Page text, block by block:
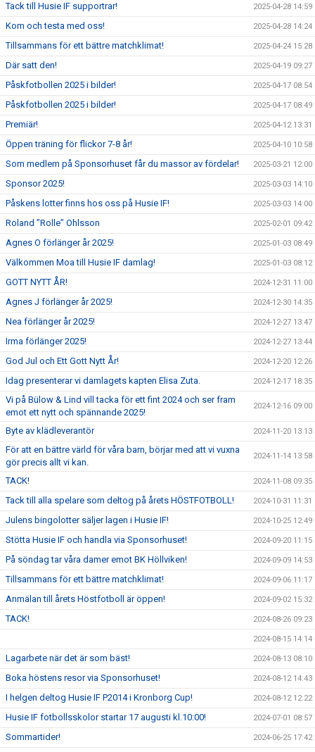
Tack till Husie IF supportrar! 2025-04-28 14:59
Kom och testa med oss! 2025-04-28 14:24
Tillsammans för ett bättre matchklimat! 2025-04-24 15:28
Där satt den! 2025-04-19 09:27
Påskfotbollen 2025 i bilder! 2025-04-17 08:54
Påskfotbollen 2025 i bilder! 2025-04-17 08:49
Premiär! 2025-04-12 13:31
Öppen träning för flickor 7-8 år! 2025-04-10 10:58
Som medlem på Sponsorhuset får du massor av fördelar! 2025-03-21 12:00
Sponsor 2025! 2025-03-03 14:10
Påskens lotter finns hos oss på Husie IF! 2025-03-03 14:00
Roland ”Rolle” Ohlsson 2025-02-01 09:42
Agnes O förlänger år 2025! 2025-01-03 08:49
Välkommen Moa till Husie IF damlag! 2025-01-03 08:12
GOTT NYTT ÅR! 2024-12-31 11:00
Agnes J förlänger år 2025! 2024-12-30 14:35
Nea förlänger år 2025! 2024-12-27 13:47
Irma förlänger 2025! 2024-12-27 13:44
God Jul och Ett Gott Nytt År! 2024-12-20 12:26
Idag presenterar vi damlagets kapten Elisa Zuta. 2024-12-17 18:35
Vi på Bülow & Lind vill tacka för ett fint 2024 och ser fram
emot ett nytt och spännande 2025!
2024-12-16 09:00
Byte av klädleverantör 2024-11-20 13:13
För att en bättre värld för våra barn, börjar med att vi vuxna
gör precis allt vi kan.
2024-11-14 13:58
TACK! 2024-11-08 09:35
Tack till alla spelare som deltog på årets HÖSTFOTBOLL! 2024-10-31 11:31
Julens bingolotter säljer lagen i Husie IF! 2024-10-25 12:49
Stötta Husie IF och handla via Sponsorhuset! 2024-09-20 11:15
På söndag tar våra damer emot BK Höllviken! 2024-09-09 14:53
Tillsammans för ett bättre matchklimat! 2024-09-06 11:17
Anmälan till årets Höstfotboll är öppen! 2024-09-02 15:32
TACK! 2024-08-26 09:23
2024-08-15 14:14
Lagarbete när det är som bäst! 2024-08-13 08:10
Boka höstens resor via Sponsorhuset! 2024-08-12 14:43
I helgen deltog Husie IF P2014 i Kronborg Cup! 2024-08-12 12:22
Husie IF fotbollsskolor startar 17 augusti kl.10:00! 2024-07-01 08:57
Sommartider! 2024-06-25 17:42